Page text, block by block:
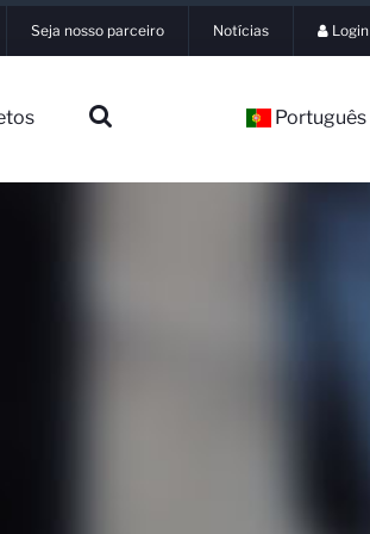
Seja nosso parceiro Notícias Login
Português